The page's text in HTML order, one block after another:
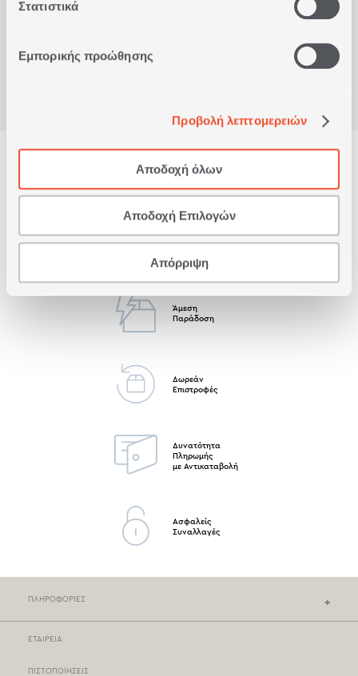
Στατιστικά
Εμπορικής προώθησης
Προβολή λεπτομερειών
Αποδοχή όλων
Αποδοχή Επιλογών
Απόρριψη
Δωρεάν Παραλαβή
από κατάστημα
Μεταφορικά
Άμεση
Παράδοση
Δωρεάν
Επιστροφές
Δυνατότητα
Πληρωμής
με Αντικαταβολή
Ασφαλείς
Συναλλαγές
ΠΛΗΡΟΦΟΡΙΕΣ
ΕΤΑΙΡΕΙΑ
ΠΙΣΤΟΠΟΙΗΣΕΙΣ